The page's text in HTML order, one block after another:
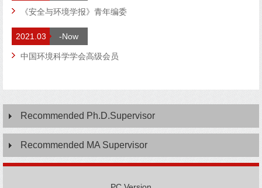
《安全与环境学报》青年编委
2021.03 -Now
中国环境科学学会高级会员
Recommended Ph.D.Supervisor
Recommended MA Supervisor